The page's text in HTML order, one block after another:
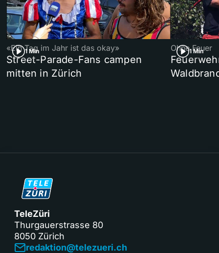
1 Min
«Ein Tag im Jahr ist das okay»
Street-Parade-Fans campen
mitten in Zürich
1 Min
Ohne Feuer
TeleZüri
Thurgauerstrasse 80
8050 Zürich
redaktion@telezueri.ch